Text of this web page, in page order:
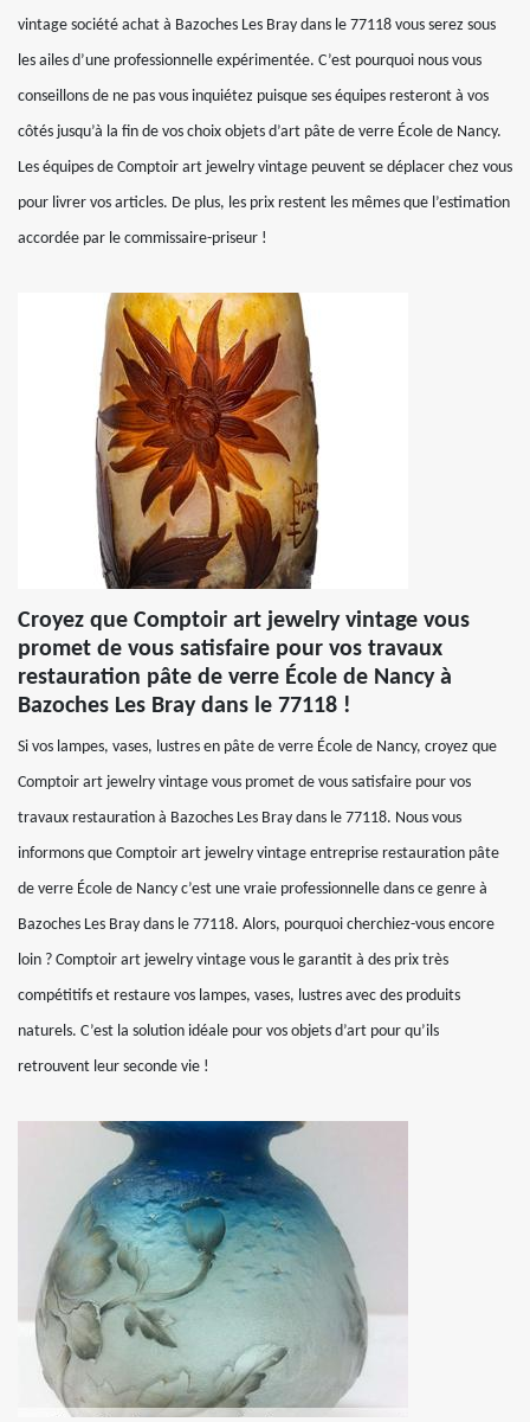
vintage société achat à Bazoches Les Bray dans le 77118 vous serez sous
les ailes d’une professionnelle expérimentée. C’est pourquoi nous vous
conseillons de ne pas vous inquiétez puisque ses équipes resteront à vos
côtés jusqu’à la fin de vos choix objets d’art pâte de verre École de Nancy.
Les équipes de Comptoir art jewelry vintage peuvent se déplacer chez vous
pour livrer vos articles. De plus, les prix restent les mêmes que l’estimation
accordée par le commissaire-priseur !
Croyez que Comptoir art jewelry vintage vous
promet de vous satisfaire pour vos travaux
restauration pâte de verre École de Nancy à
Bazoches Les Bray dans le 77118 !
Si vos lampes, vases, lustres en pâte de verre École de Nancy, croyez que
Comptoir art jewelry vintage vous promet de vous satisfaire pour vos
travaux restauration à Bazoches Les Bray dans le 77118. Nous vous
informons que Comptoir art jewelry vintage entreprise restauration pâte
de verre École de Nancy c’est une vraie professionnelle dans ce genre à
Bazoches Les Bray dans le 77118. Alors, pourquoi cherchiez-vous encore
loin ? Comptoir art jewelry vintage vous le garantit à des prix très
compétitifs et restaure vos lampes, vases, lustres avec des produits
naturels. C’est la solution idéale pour vos objets d’art pour qu’ils
retrouvent leur seconde vie !